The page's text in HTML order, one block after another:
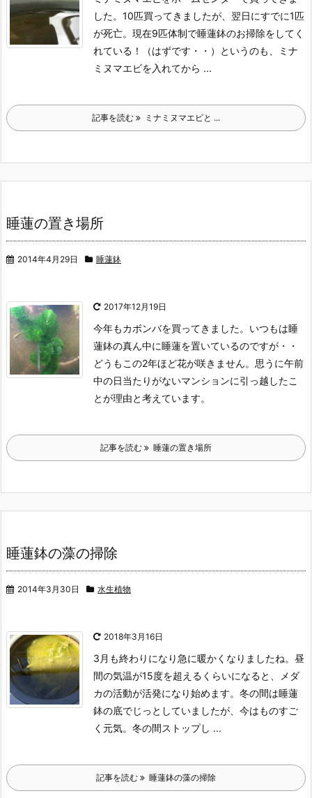
した。 10匹買ってきましたが、翌日にすでに1匹
が死亡。 現在9匹体制で睡蓮鉢のお掃除をしてく
れている！（はずです・・）
というのも、ミナ
ミヌマエビを入れてから ...
記事を読む ミナミヌマエビと ...
睡蓮の置き場所
2014年4月29日 睡蓮鉢
2017年12月19日
今年もカボンバを買ってきました。 いつもは睡
蓮鉢の真ん中に睡蓮を置いているのですが・・
どうもこの2年ほど花が咲きません。 思うに午前
中の日当たりがないマンションに引っ越したこ
とが理由と考えています。
記事を読む 睡蓮の置き場所
睡蓮鉢の藻の掃除
2014年3月30日 水生植物
2018年3月16日
3月も終わりになり急に暖かくなりましたね。 昼
間の気温が15度を超えるくらいになると、メダ
カの活動が活発になり始めます。 冬の間は睡蓮
鉢の底でじっとしていましたが、今はものすご
く元気。 冬の間ストップし ...
記事を読む 睡蓮鉢の藻の掃除